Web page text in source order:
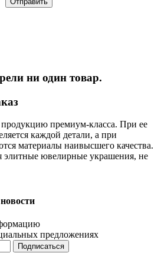
ни один товар.
премиум-класса. При ее
каждой детали, а при
материалы наивысшего качества.
элитные ювелирные украшения, не
предложениях